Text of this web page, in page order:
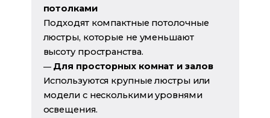
потолками
Подходят компактные потолочные
люстры, которые не уменьшают
высоту пространства.
— Для просторных комнат и залов
Используются крупные люстры или
модели с несколькими уровнями
освещения.